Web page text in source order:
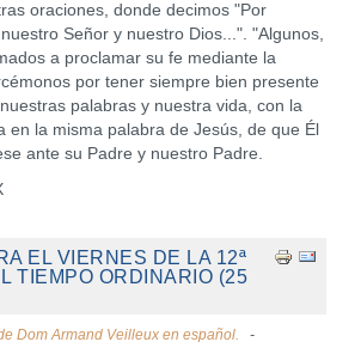
oraciones, donde decimos "Por
Señor y nuestro Dios...". "Algunos,
a proclamar su fe mediante la
por tener siempre bien presente
palabras y nuestra vida, con la
en la misma palabra de Jesús, de que Él
ante su Padre y nuestro Padre.
EL VIERNES DE LA 12ª
TIEMPO ORDINARIO (25
Dom Armand Veilleux en español.